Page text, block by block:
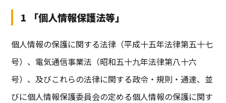
1 「個人情報保護法等」
個人情報の保護に関する法律（平成十五年法律第五十七
号）、電気通信事業法（昭和五十九年法律第八十六
号）、及びこれらの法律に関する政令・規則・通達、並
びに個人情報保護委員会の定める個人情報の保護に関す